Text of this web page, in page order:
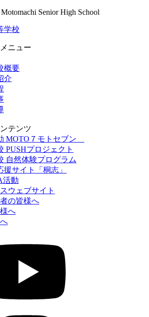
Senior High School
ニュー
概要
介
テンツ
MOTO７モトセブン
PUSHプロジェクト
自然体験プログラム
援サイト「桐志」
活動
ウェブサイト
の皆様へ
へ